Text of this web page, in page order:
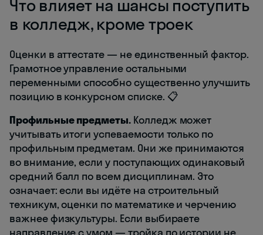
Что влияет на шансы поступить
в колледж, кроме троек
Оценки в аттестате — не единственный фактор.
Грамотное управление остальными
переменными способно существенно улучшить
позицию в конкурсном списке. 📋
Профильные предметы. Колледж может
учитывать итоги успеваемости только по
профильным предметам. Они же принимаются
во внимание, если у поступающих одинаковый
средний балл по всем дисциплинам. Это
означает: если вы идёте на строительный
техникум, оценки по математике и черчению
важнее физкультуры. Если выбираете